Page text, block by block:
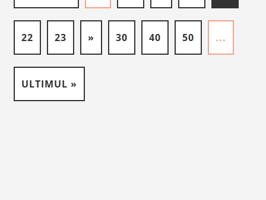
22 23 » 30 40 50 ...
ULTIMUL »